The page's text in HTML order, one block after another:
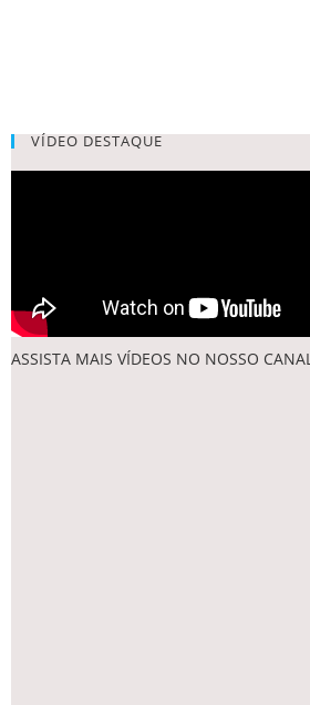
VÍDEO DESTAQUE
ASSISTA MAIS VÍDEOS NO NOSSO CANAL